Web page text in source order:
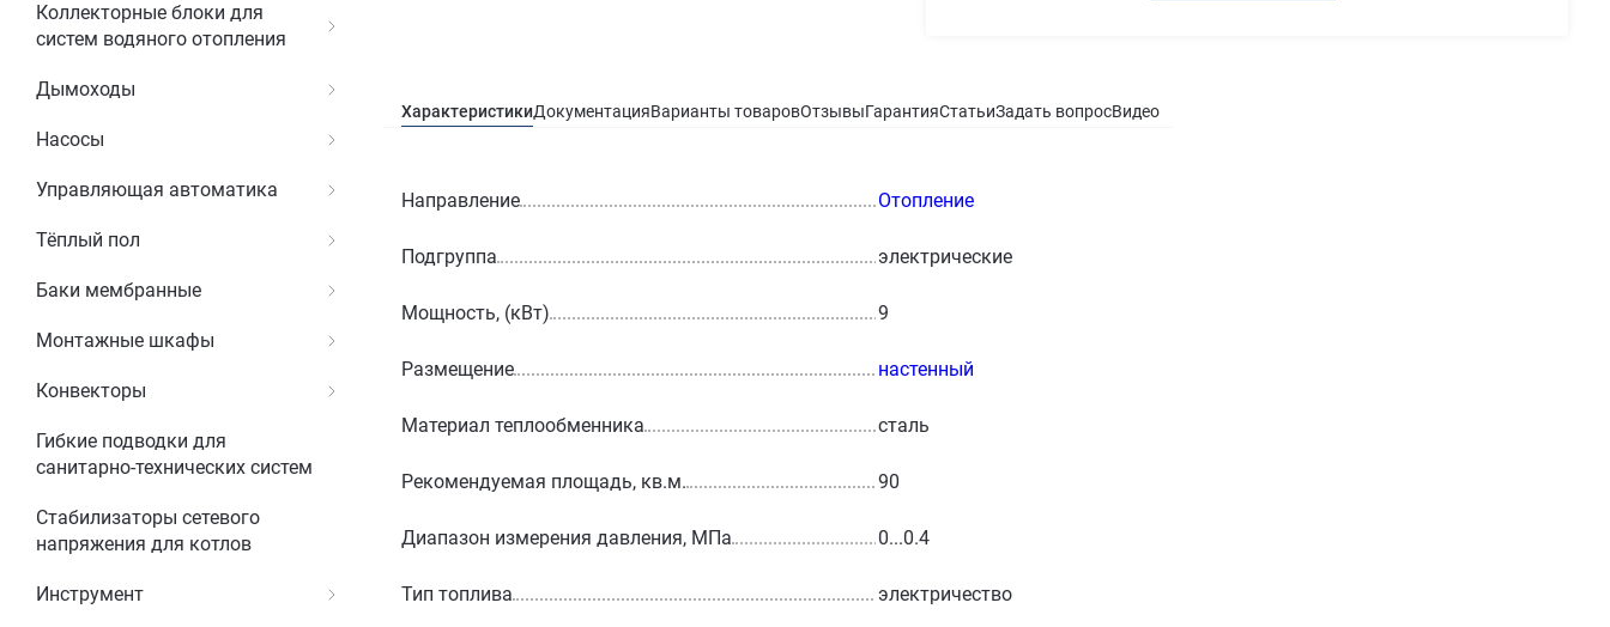
Коллекторные блоки для
систем водяного отопления
Дымоходы
Насосы
Управляющая автоматика
Тёплый пол
Баки мембранные
Монтажные шкафы
Конвекторы
Гибкие подводки для
санитарно-технических систем
Стабилизаторы сетевого
напряжения для котлов
Инструмент
ХарактеристикиДокументацияВарианты товаровОтзывыГарантияСтатьиЗадать вопросВидео
Направление Отопление
Подгруппа электрические
Мощность, (кВт) 9
Размещение настенный
Материал теплообменника сталь
Рекомендуемая площадь, кв.м. 90
Диапазон измерения давления, МПа 0...0.4
Тип топлива электричество